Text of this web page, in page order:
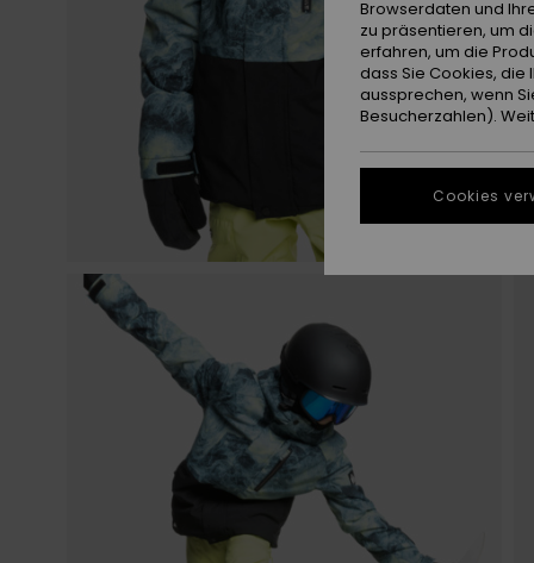
Browserdaten und
zu präsentieren, um
erfahren, um die
dass Sie Cookies,
aussprechen, wenn
Besucherzahlen).
Cookies